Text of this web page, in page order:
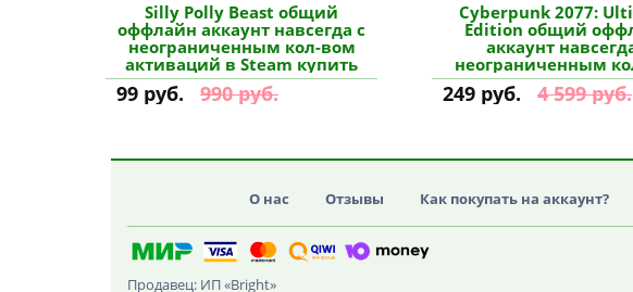
Silly Polly Beast общий
оффлайн аккаунт навсегда с
неограниченным кол-вом
активаций в Steam купить
99 руб. 990 руб.
Cyberpunk 2077:
Edition общий
аккаунт
неограниченным
активаций в Steam
249 руб. 4 599 руб.
О нас Отзывы Как покупать на аккаунт?
Продавец: ИП «Bright»